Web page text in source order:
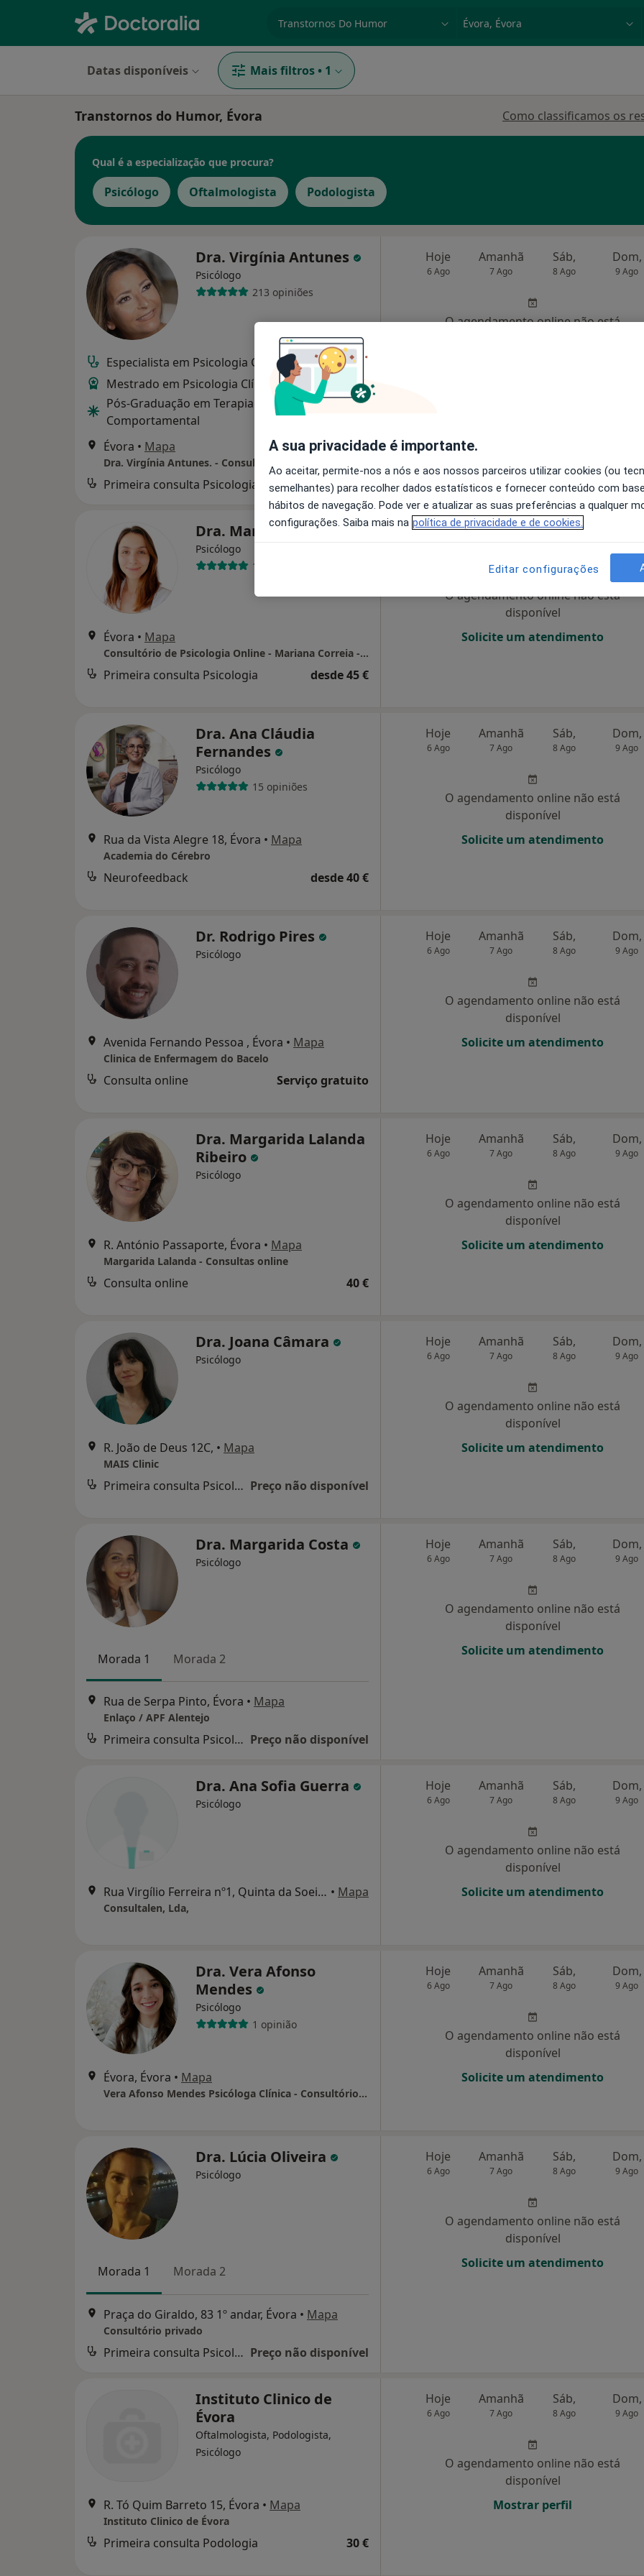
p. ex. Lisboa
Datas disponíveis Mais filtros • 1
Transtornos do Humor, Évora Como classificamos os
Qual é a especialização que procura?
Psicólogo Oftalmologista Podologista
Dra. Virgínia Antunes
Psicólogo
213 opiniões
Especialista em Psicologia Clínica e da Saúde
Mestrado em Psicologia Clínica e da Saúde
Pós-Graduação em Terapia Cognitiva-
Comportamental
Évora • Mapa
Primeira consulta Psicologia 50 €
Hoje
6 Ago
Amanhã
7 Ago
Sáb,
8 Ago
Dom,
9 Ago
O agendamento online não está
Dra. Mariana Correia
Psicólogo
10 opiniões
Évora • Mapa
Consultório de Psicologia Online - Mariana Correia - Évora
Primeira consulta Psicologia desde 45 €
Hoje Amanhã Sáb,
O agendamento online não está
disponível
Solicite um atendimento
Dra. Ana Cláudia
Fernandes
Psicólogo
15 opiniões
Rua da Vista Alegre 18, Évora • Mapa
Academia do Cérebro
Neurofeedback desde 40 €
Hoje
6 Ago
Amanhã
7 Ago
Sáb,
8 Ago
Dom,
9 Ago
O agendamento online não está
disponível
Solicite um atendimento
Dr. Rodrigo Pires
Psicólogo
Avenida Fernando Pessoa , Évora • Mapa
Clinica de Enfermagem do Bacelo
Consulta online Serviço gratuito
Hoje
6 Ago
Amanhã
7 Ago
Sáb,
8 Ago
Dom,
9 Ago
O agendamento online não está
disponível
Solicite um atendimento
Dra. Margarida Lalanda
Ribeiro
Psicólogo
R. António Passaporte, Évora • Mapa
Margarida Lalanda - Consultas online
Consulta online 40 €
Hoje
6 Ago
Amanhã
7 Ago
Sáb,
8 Ago
Dom,
9 Ago
O agendamento online não está
disponível
Solicite um atendimento
Dra. Joana Câmara
Psicólogo
R. João de Deus 12C, • Mapa
MAIS Clinic
Primeira consulta Psicologia Preço não disponível
Hoje
6 Ago
Amanhã
7 Ago
Sáb,
8 Ago
Dom,
9 Ago
O agendamento online não está
disponível
Solicite um atendimento
Dra. Margarida Costa
Psicólogo
Morada 1 Morada 2
Rua de Serpa Pinto, Évora • Mapa
Enlaço / APF Alentejo
Primeira consulta Psicologia Preço não disponível
Hoje
6 Ago
Amanhã
7 Ago
Sáb,
8 Ago
Dom,
9 Ago
O agendamento online não está
disponível
Solicite um atendimento
Dra. Ana Sofia Guerra
Psicólogo
Rua Virgílio Ferreira nº1, Quinta da Soeira, Évora • Mapa
Consultalen, Lda,
Hoje
6 Ago
Amanhã
7 Ago
Sáb,
8 Ago
Dom,
9 Ago
O agendamento online não está
disponível
Solicite um atendimento
Dra. Vera Afonso
Mendes
Psicólogo
1 opinião
Évora, Évora • Mapa
Vera Afonso Mendes Psicóloga Clínica - Consultório 100% online
Hoje
6 Ago
Amanhã
7 Ago
Sáb,
8 Ago
Dom,
9 Ago
O agendamento online não está
disponível
Solicite um atendimento
Dra. Lúcia Oliveira
Psicólogo
Morada 1 Morada 2
Praça do Giraldo, 83 1º andar, Évora • Mapa
Consultório privado
Primeira consulta Psicologia Preço não disponível
Hoje
6 Ago
Amanhã
7 Ago
Sáb,
8 Ago
Dom,
9 Ago
O agendamento online não está
disponível
Solicite um atendimento
Instituto Clinico de
Évora
Oftalmologista, Podologista,
Psicólogo
R. Tó Quim Barreto 15, Évora • Mapa
Instituto Clinico de Évora
Primeira consulta Podologia 30 €
Hoje
6 Ago
Amanhã
7 Ago
Sáb,
8 Ago
Dom,
9 Ago
O agendamento online não está
disponível
Mostrar perfil
A sua privacidade é importante.
Ao aceitar, permite-nos a nós e aos nossos parceiros utilizar cookies (ou
semelhantes) para recolher dados estatísticos e fornecer conteúdo com
hábitos de navegação. Pode ver e atualizar as suas preferências a qualquer
configurações. Saiba mais na política de privacidade e de cookies.
Editar configurações